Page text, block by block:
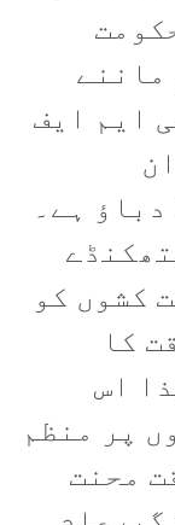
ایم ایف
ہے۔
کشوں کو
کا
اس
پر منظم
محنت